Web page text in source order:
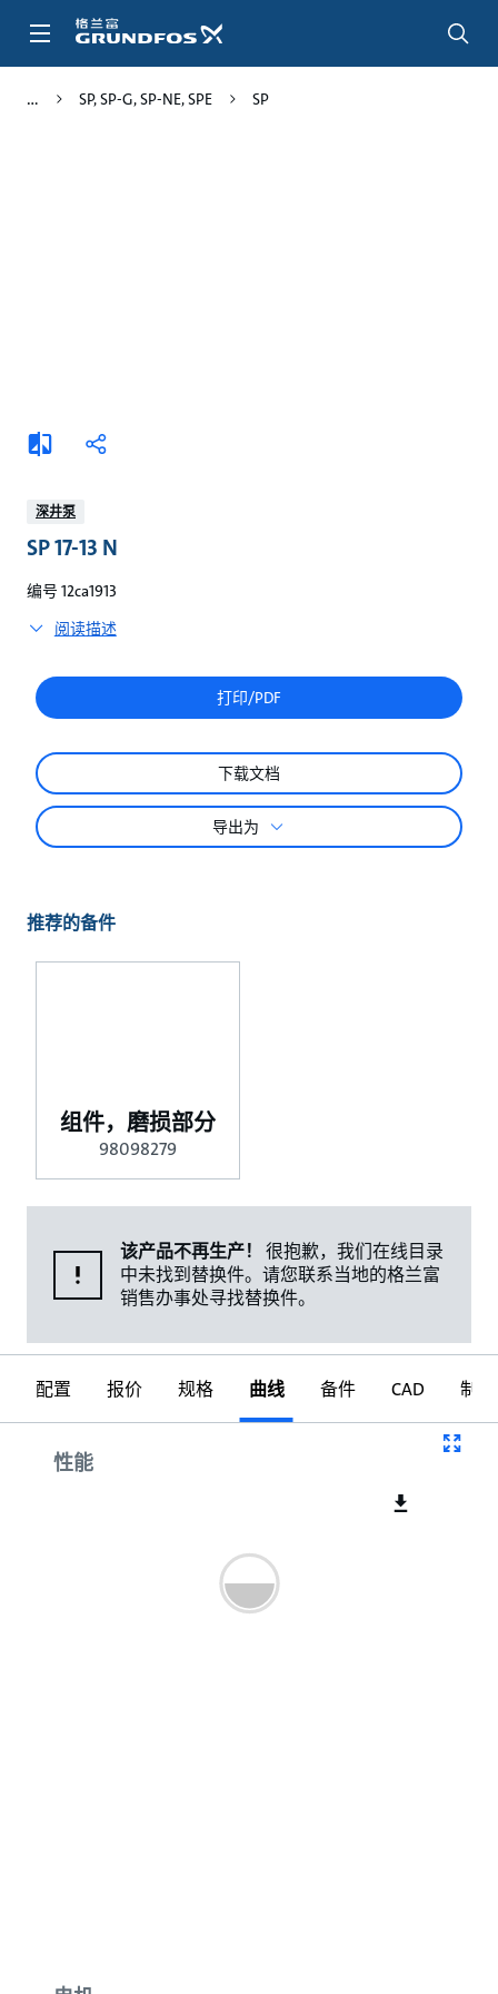
SP, SP-G, SP-NE, SPE SP
添
加
较
分
深井泵
SP 17-13 N
编号 12ca1913
阅读描述
打印/PDF
下载文档
导出为
推荐的备件
组件，磨损部分
98098279
该产品不再生产！
很抱歉，我们在线目录
中未找到替换件。请您联系当地的格兰富
销售办事处寻找替换件。
配置 报价 规格 曲线 备件 CAD 制图
性能